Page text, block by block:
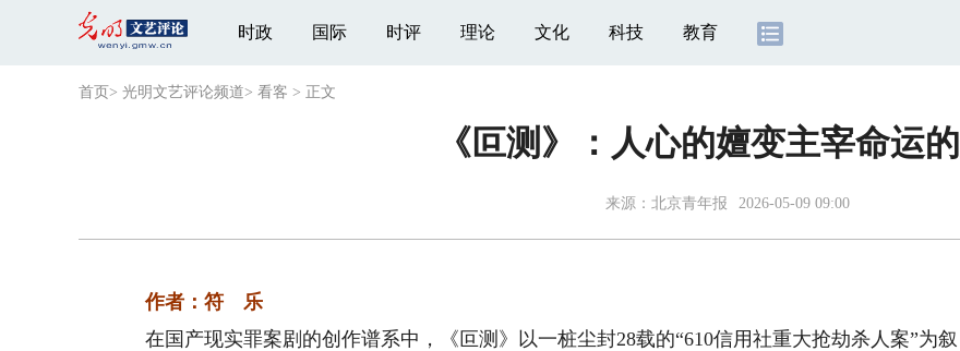
时政 国际 时评 理论 文化 科技 教育
首页 > 光明文艺评论频道> 看客 > 正文
《叵测》：人心的嬗变主宰命运
来源： 北京青年报 2026-05-09 09:00
作者：符 乐
在国产现实罪案剧的创作谱系中，《叵测》以一桩尘封28载的“610信用社重大抢劫杀人案”为叙